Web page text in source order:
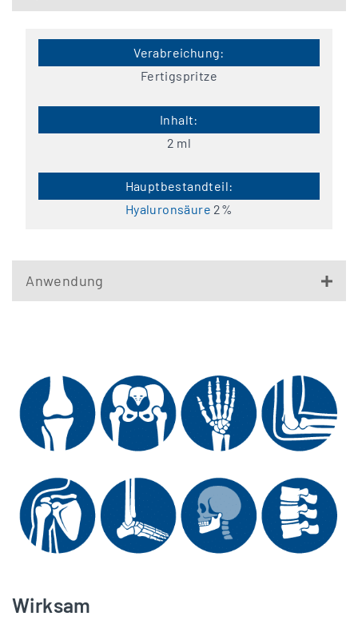
Fertigspritze
2 ml
Hyaluronsäure 2%
Anwendung
Wirksam